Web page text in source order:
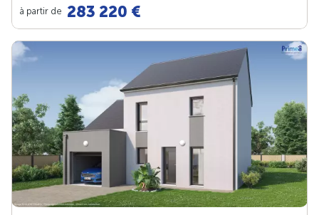
à partir de 283 220 €